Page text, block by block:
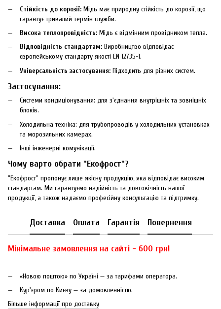
Стійкість до корозії: Мідь має природну стійкість до корозії, що
гарантує тривалий термін служби.
Висока теплопровідність: Мідь є відмінним провідником тепла.
Відповідність стандартам: Виробництво відповідає
європейському стандарту якості EN 12735-1.
Універсальність застосування: Підходить для різних систем.
Застосування:
Системи кондиціонування: для з'єднання внутрішніх та зовнішніх
блоків.
Холодильна техніка: для трубопроводів у холодильних установках
та морозильних камерах.
Інші інженерні комунікації.
Чому варто обрати "Екофрост"?
"Екофрост" пропонує лише якісну продукцію, яка відповідає високим
стандартам. Ми гарантуємо надійність та довговічність нашої
продукції, а також надаємо професійну консультацію та підтримку.
Доставка Оплата Гарантія Повернення
Мінімальне замовлення на сайті - 600 грн!
«Новою поштою» по Україні — за тарифами оператора.
Кур'єром по Києву — за домовленністю.
Більше інформації про доставку